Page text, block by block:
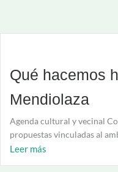
Qué hacemos
Mendiolaza
Agenda cultural y vecinal
propuestas vinculadas al
Leer más